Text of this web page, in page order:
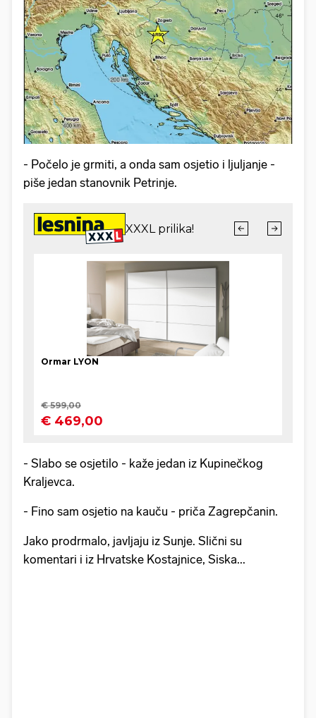
- Počelo je grmiti, a onda sam osjetio i ljuljanje -
piše jedan stanovnik Petrinje.
- Slabo se osjetilo - kaže jedan iz Kupinečkog
Kraljevca.
- Fino sam osjetio na kauču - priča Zagrepčanin.
Jako prodrmalo, javljaju iz Sunje. Slični su
komentari i iz Hrvatske Kostajnice, Siska...